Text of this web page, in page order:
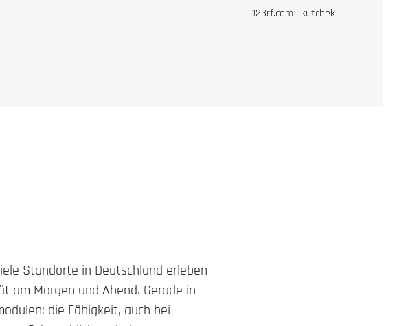
123rf.com | kutchek
Standorte in Deutschland erleben
am Morgen und Abend. Gerade in
die Fähigkeit, auch bei